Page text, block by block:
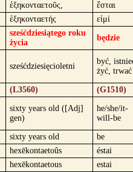
ἑξηκονταετοῦς, ἔσται
ἑξηκονταετής εἰμί
sześćdziesiątego roku
życia
będzie
sześćdziesięcioletni
być,
żyć, trwać
(L3560) (G1510)
sixty years old ([Adj]
gen)
he/she/it-
will-be
sixty years old be
hexēkontaetoûs éstai
hexēkontaetous estai